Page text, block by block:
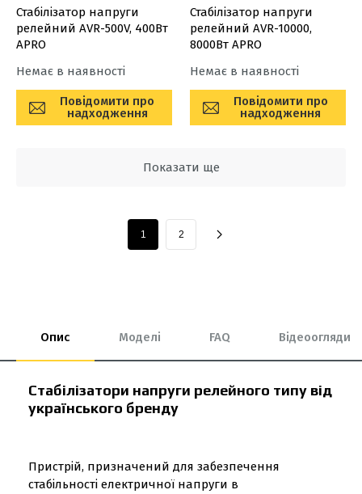
Стабілізатор напруги
релейний AVR-500V, 400Вт
APRO
Немає в наявності
Повідомити про
надходження
Стабілізатор напруги
релейний AVR-10000,
8000Вт APRO
Немає в наявності
Повідомити про
надходження
Показати ще
1 2
Опис Моделі FAQ Відеоогляди
Стабілізатори напруги релейного типу від
українського бренду
Пристрій, призначений для забезпечення
стабільності електричної напруги в